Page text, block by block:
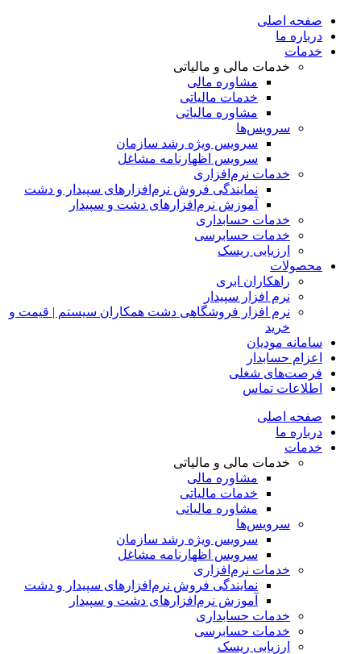
صفحه اصلی
درباره ما
خدمات
خدمات مالی و مالیاتی
مشاوره مالی
خدمات مالیاتی
مشاوره مالیاتی
سرویس‌ها
سرویس ویژه رشد سازمان
سرویس اظهارنامه مشاغل
خدمات نرم‌افزاری
نمایندگی فروش نرم‌افزارهای سپیدار و دشت
آموزش نرم‌افزارهای دشت و سپیدار
خدمات حسابداری
خدمات حسابرسی
ارزیابی ریسک
محصولات
راهکاران ابری
نرم افزار سپیدار
نرم افزار فروشگاهی دشت همکاران سیستم | قیمت و
خرید
سامانه مودیان
اعزام حسابدار
فرصت‌های شغلی
اطلاعات تماس
صفحه اصلی
درباره ما
خدمات
خدمات مالی و مالیاتی
مشاوره مالی
خدمات مالیاتی
مشاوره مالیاتی
سرویس‌ها
سرویس ویژه رشد سازمان
سرویس اظهارنامه مشاغل
خدمات نرم‌افزاری
نمایندگی فروش نرم‌افزارهای سپیدار و دشت
آموزش نرم‌افزارهای دشت و سپیدار
خدمات حسابداری
خدمات حسابرسی
ارزیابی ریسک